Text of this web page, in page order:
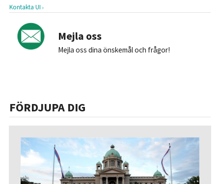
Kontakta UI
Mejla oss
Mejla oss dina önskemål och frågor!
FÖRDJUPA DIG